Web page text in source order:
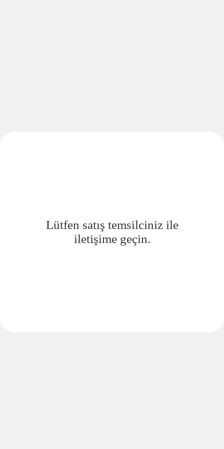
Lütfen satış temsilciniz ile
iletişime geçin.